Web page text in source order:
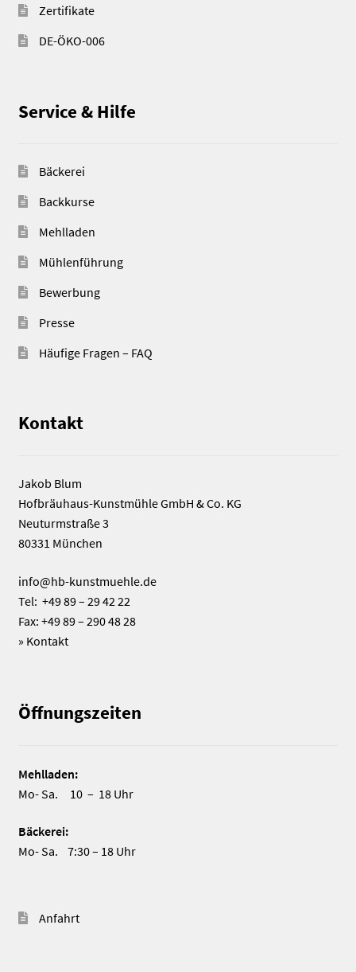
Zertifikate
DE-ÖKO-006
Service & Hilfe
Bäckerei
Backkurse
Mehlladen
Mühlenführung
Bewerbung
Presse
Häufige Fragen – FAQ
Kontakt
Jakob Blum
Hofbräuhaus-Kunstmühle GmbH & Co. KG
Neuturmstraße 3
80331 München
info@hb-kunstmuehle.de
Tel: +49 89 – 29 42 22
Fax: +49 89 – 290 48 28
» Kontakt
Öffnungszeiten
Mehlladen:
Mo- Sa. 10 – 18 Uhr
Bäckerei:
Mo- Sa. 7:30 – 18 Uhr
Anfahrt